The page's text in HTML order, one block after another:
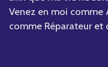
Venez en moi comme
comme Réparateur et